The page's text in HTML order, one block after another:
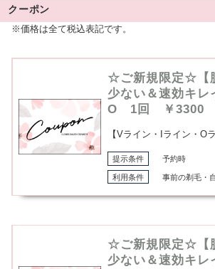
クーポン
※価格は全て税込表記です。
☆ご新規限定☆【
少ない＆速効キ
O 1回 ￥3300
【Vライン・Iライン・O
提示条件 予約時
利用条件 事前の剃毛・
☆ご新規限定☆【
少ない＆速効